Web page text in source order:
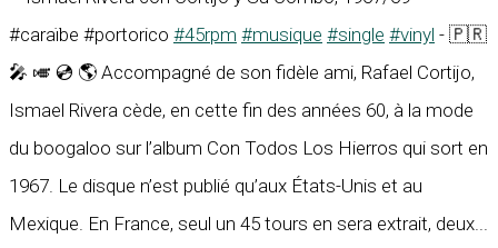
#caraïbe #portorico #45rpm #musique #single #vinyl - 🇵🇷
🎤 🎺 💿 🌎 Accompagné de son fidèle ami, Rafael Cortijo,
Ismael Rivera cède, en cette fin des années 60, à la mode
du boogaloo sur l’album Con Todos Los Hierros qui sort en
1967. Le disque n’est publié qu’aux États-Unis et au
Mexique. En France, seul un 45 tours en sera extrait, deux...